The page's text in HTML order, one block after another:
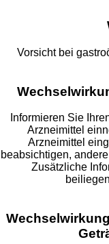
Vorsicht bei
Informieren Sie
Arzneimittel
Arzneimittel
beabsichtigen,
Zusätzliche